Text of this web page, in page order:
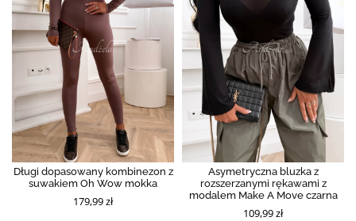
Długi dopasowany kombinezon z
suwakiem Oh Wow mokka
179,99 zł
Asymetryczna bluzka z
rozszerzanymi rękawami z
modalem Make A Move czarna
109,99 zł